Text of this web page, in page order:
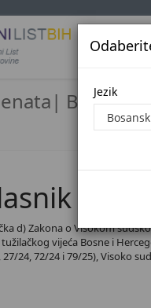
Jezik
Jezik
Broj
BiH,
d) Zakona o Visokom
vijeća Bosne i
24, 72/24 i 79/25), Visoko